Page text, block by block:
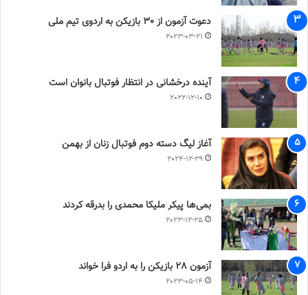
دعوت آزمون از 30 بازیکن به اردوی تیم ملی
2023-03-21
آینده درخشانی در انتظار فوتبال بانوان است
2022-12-10
آغاز لیگ دسته دوم فوتبال زنان از بهمن
2024-12-29
بمی‌ها پیکر ملیکا محمدی را بدرقه کردند
2023-12-25
آزمون 28 بازیکن را به اردو فرا خواند
2023-05-14